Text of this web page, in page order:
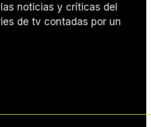
noticias y críticas del
de tv contadas por un